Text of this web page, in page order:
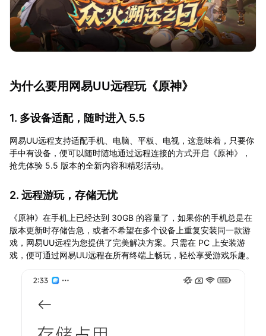
为什么要用网易UU远程玩《原神》
1. 多设备适配，随时进入 5.5
网易UU远程支持适配手机、电脑、平板、电视，这意味着，只要你
手中有设备，便可以随时随地通过远程连接的方式开启《原神》，
抢先体验 5.5 版本的全新内容和精彩活动。
2. 远程游玩，存储无忧
《原神》在手机上已经达到 30GB 的容量了，如果你的手机总是在
版本更新时存储告急，或者不希望在多个设备上重复安装同一款游
戏，网易UU远程为您提供了完美解决方案。只需在 PC 上安装游
戏，便可通过网易UU远程在所有终端上畅玩，轻松享受游戏乐趣。